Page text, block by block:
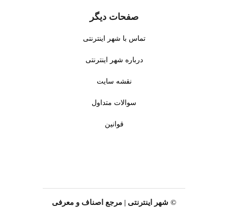
صفحات دیگر
تماس با شهر اینترنتی
درباره شهر اینترنتی
نقشه سایت
سوالات متداول
قوانین
© شهر اینترنتی | مرجع اصناف و معرفی